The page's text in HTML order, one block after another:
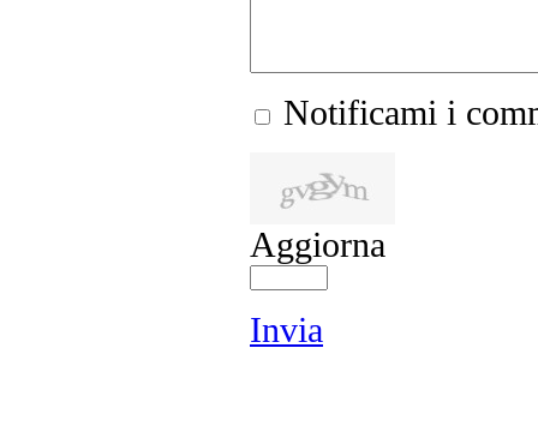
Notificami i
Aggiorna
Invia